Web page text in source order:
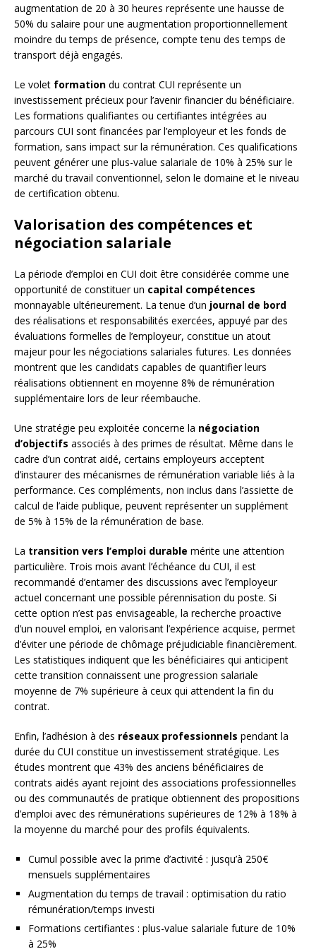
augmentation de 20 à 30 heures représente une hausse de
50% du salaire pour une augmentation proportionnellement
moindre du temps de présence, compte tenu des temps de
transport déjà engagés.
Le volet formation du contrat CUI représente un
investissement précieux pour l’avenir financier du bénéficiaire.
Les formations qualifiantes ou certifiantes intégrées au
parcours CUI sont financées par l’employeur et les fonds de
formation, sans impact sur la rémunération. Ces qualifications
peuvent générer une plus-value salariale de 10% à 25% sur le
marché du travail conventionnel, selon le domaine et le niveau
de certification obtenu.
Valorisation des compétences et
négociation salariale
La période d’emploi en CUI doit être considérée comme une
opportunité de constituer un capital compétences
monnayable ultérieurement. La tenue d’un journal de bord
des réalisations et responsabilités exercées, appuyé par des
évaluations formelles de l’employeur, constitue un atout
majeur pour les négociations salariales futures. Les données
montrent que les candidats capables de quantifier leurs
réalisations obtiennent en moyenne 8% de rémunération
supplémentaire lors de leur réembauche.
Une stratégie peu exploitée concerne la négociation
d’objectifs associés à des primes de résultat. Même dans le
cadre d’un contrat aidé, certains employeurs acceptent
d’instaurer des mécanismes de rémunération variable liés à la
performance. Ces compléments, non inclus dans l’assiette de
calcul de l’aide publique, peuvent représenter un supplément
de 5% à 15% de la rémunération de base.
La transition vers l’emploi durable mérite une attention
particulière. Trois mois avant l’échéance du CUI, il est
recommandé d’entamer des discussions avec l’employeur
actuel concernant une possible pérennisation du poste. Si
cette option n’est pas envisageable, la recherche proactive
d’un nouvel emploi, en valorisant l’expérience acquise, permet
d’éviter une période de chômage préjudiciable financièrement.
Les statistiques indiquent que les bénéficiaires qui anticipent
cette transition connaissent une progression salariale
moyenne de 7% supérieure à ceux qui attendent la fin du
contrat.
Enfin, l’adhésion à des réseaux professionnels pendant la
durée du CUI constitue un investissement stratégique. Les
études montrent que 43% des anciens bénéficiaires de
contrats aidés ayant rejoint des associations professionnelles
ou des communautés de pratique obtiennent des propositions
d’emploi avec des rémunérations supérieures de 12% à 18% à
la moyenne du marché pour des profils équivalents.
Cumul possible avec la prime d’activité : jusqu’à 250€
mensuels supplémentaires
Augmentation du temps de travail : optimisation du ratio
rémunération/temps investi
Formations certifiantes : plus-value salariale future de 10%
à 25%